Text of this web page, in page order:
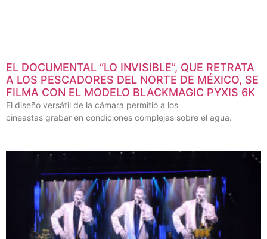
EL DOCUMENTAL “LO INVISIBLE”, QUE RETRATA
A LOS PESCADORES DEL NORTE DE MÉXICO, SE
FILMA CON EL MODELO BLACKMAGIC PYXIS 6K
El diseño versátil de la cámara permitió a los
cineastas grabar en condiciones complejas sobre el agua.